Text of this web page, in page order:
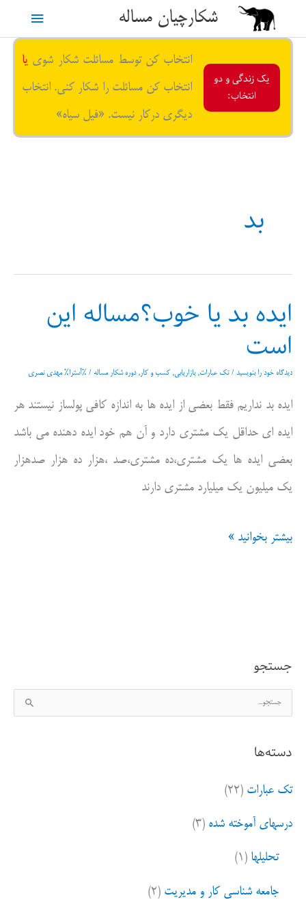
محتوا
شکارچیان مساله
فهرست
یک زندگی و دو
انتخاب:
انتخاب کن توسط مسائلت شکار شوی یا
انتخاب کن مسائلت را شکار کنی. انتخاب
دیگری درکار نیست. «فیل سیاه»
بد
ایده بد یا خوب؟مساله این
است
دیدگاه‌ خود را بنویسید / تک عبارات,بازاریابی, کسب و کار,دوره شکار مساله / %آسترا% مهدی نصری
ایده بد نداریم فقط بعضی از ایده ها به اندازه کافی پولساز نیستند هر
ایده ای حداقل یک مشتری دارد و آن هم خود ایده دهنده می باشد
بعضی ایده ها یک مشتری،ده مشتری،صد ،هزار ده هزار صدهزار
یک میلیون یک میلیارد مشتری دارند
ایده
این
است
بیشتر بخوانید »
جستجو
س
ج
ب
ا
دسته‌ها
تک عبارات (۲۲)
درسهای آموخته شده (۳)
تحلیلها (۱)
جامعه شناسی کار و مدیریت (۲)